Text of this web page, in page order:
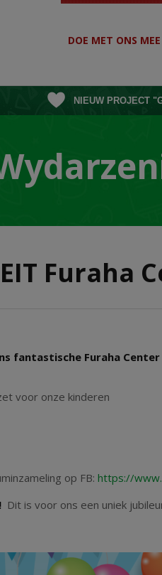
NIEUW PROJECT
DOE MET ONS MEE
Furaha
fantastische Furaha
voor onze kinderen
op FB: https://
Dit is voor ons een uniek